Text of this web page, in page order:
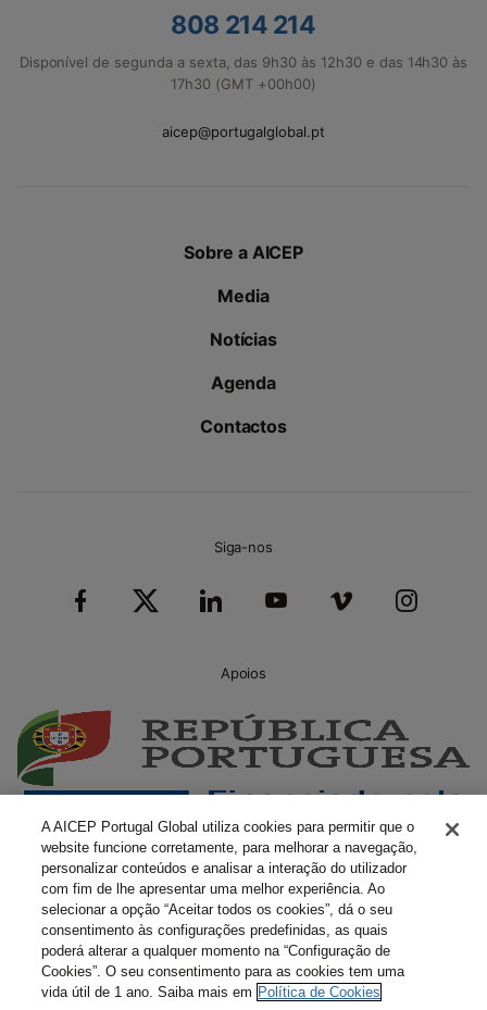
808 214 214
Disponível de segunda a sexta, das 9h30 às 12h30 e das 14h30 às
17h30 (GMT +00h00)
aicep@portugalglobal.pt
Sobre a AICEP
Media
Notícias
Agenda
Contactos
Siga-nos
Apoios
A AICEP Portugal Global utiliza cookies para permitir que o
website funcione corretamente, para melhorar a navegação,
personalizar conteúdos e analisar a interação do utilizador
com fim de lhe apresentar uma melhor experiência. Ao
selecionar a opção “Aceitar todos os cookies”, dá o seu
consentimento às configurações predefinidas, as quais
poderá alterar a qualquer momento na “Configuração de
Cookies”. O seu consentimento para as cookies tem uma
vida útil de 1 ano. Saiba mais em Política de Cookies